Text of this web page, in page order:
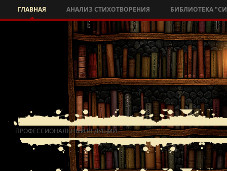
ГЛАВНАЯ АНАЛИЗ СТИХОТВОРЕНИЯ БИБЛИОТЕКА
ПРОФЕССИОНАЛЬНЫЙ ВЕДУЩИЙ